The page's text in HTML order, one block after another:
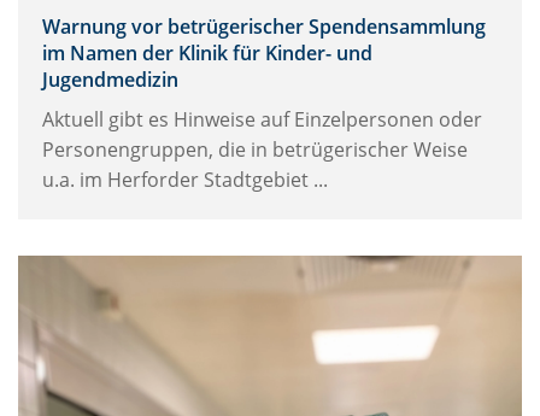
Warnung vor betrügerischer Spendensammlung
im Namen der Klinik für Kinder- und
Jugendmedizin
Aktuell gibt es Hinweise auf Einzelpersonen oder
Personengruppen, die in betrügerischer Weise
u.a. im Herforder Stadtgebiet ...